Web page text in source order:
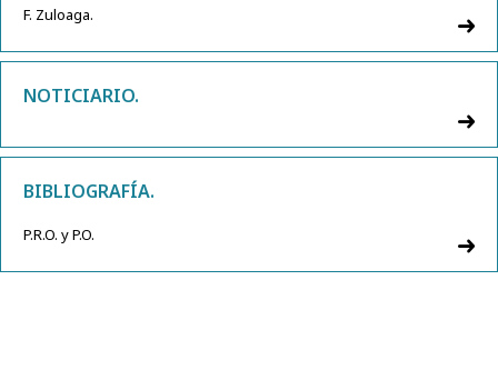
F. Zuloaga.
NOTICIARIO.
BIBLIOGRAFÍA.
P.R.O. y P.O.